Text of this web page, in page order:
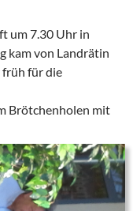
um 7.30 Uhr in
kam von Landrätin
früh für die
Brötchenholen mit